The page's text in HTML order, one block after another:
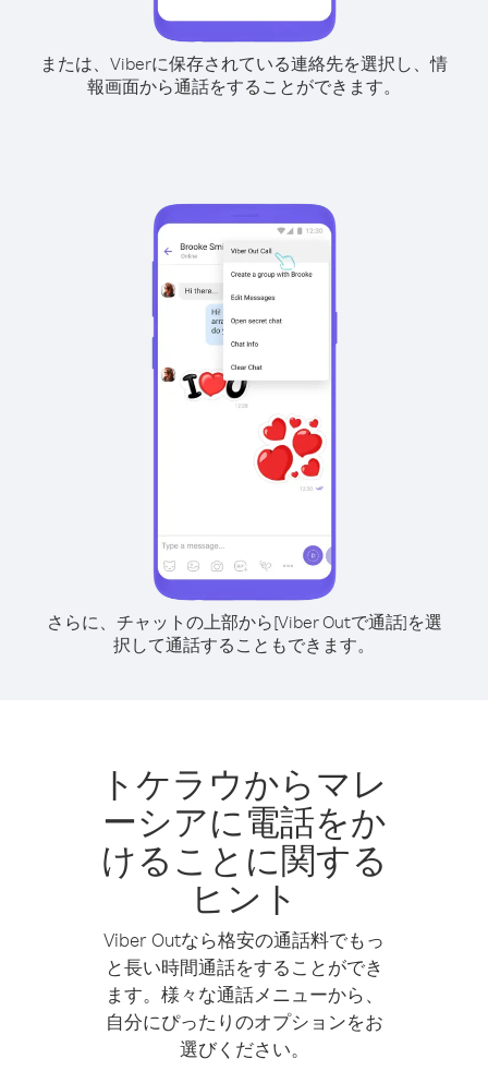
または、Viberに保存されている連絡先を選択し、情
報画面から通話をすることができます。
さらに、チャットの上部から[Viber Outで通話]を選
択して通話することもできます。
トケラウからマレ
ーシアに電話をか
けることに関する
ヒント
Viber Outなら格安の通話料でもっ
と長い時間通話をすることができ
ます。様々な通話メニューから、
自分にぴったりのオプションをお
選びください。